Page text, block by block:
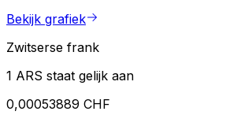
Bekijk grafiek
Zwitserse frank
1 ARS staat gelijk aan
0,00053889 CHF